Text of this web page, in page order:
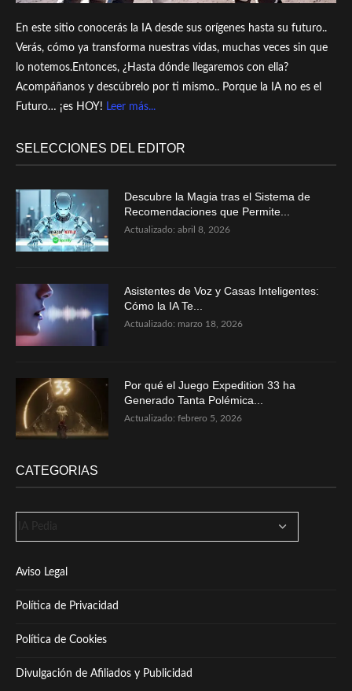
En este sitio conocerás la IA desde sus orígenes hasta su futuro..
Verás, cómo ya transforma nuestras vidas, muchas veces sin que
lo notemos.Entonces, ¿Hasta dónde llegaremos con ella?
Acompáñanos y descúbrelo por ti mismo.. Porque la IA no es el
Futuro… ¡es HOY! Leer más...
SELECCIONES DEL EDITOR
Descubre la Magia tras el Sistema de
Recomendaciones que Permite...
Actualizado: abril 8, 2026
Asistentes de Voz y Casas Inteligentes:
Cómo la IA Te...
Actualizado: marzo 18, 2026
Por qué el Juego Expedition 33 ha
Generado Tanta Polémica...
Actualizado: febrero 5, 2026
CATEGORIAS
Aviso Legal
Política de Privacidad
Política de Cookies
Divulgación de Afiliados y Publicidad